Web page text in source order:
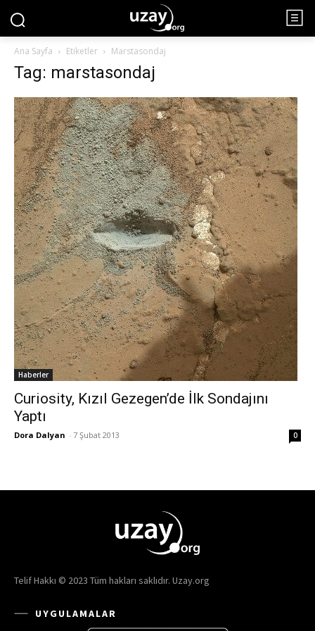
Ana Sayfa Etiketler Marstasondaj
Tag: marstasondaj
Haberler
Curiosity, Kızıl Gezegen’de İlk Sondajını
Yaptı
Dora Dalyan - 7 Şubat 2013 0
Telif Hakkı © 2023 Tüm hakları saklıdır. Uzay.org
UYGULAMALAR